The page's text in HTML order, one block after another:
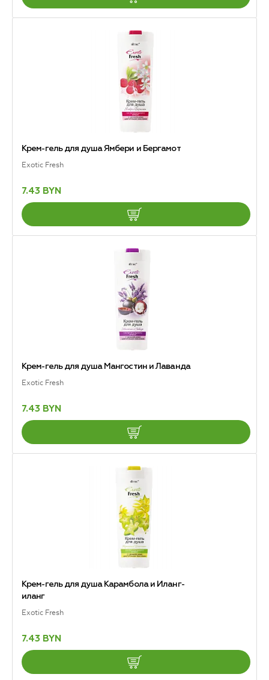
Крем-гель для душа Ямбери и Бергамот
Exotic Fresh
7.43 BYN
Крем-гель для душа Мангостин и Лаванда
Exotic Fresh
7.43 BYN
Крем-гель для душа Карамбола и Иланг-
иланг
Exotic Fresh
7.43 BYN